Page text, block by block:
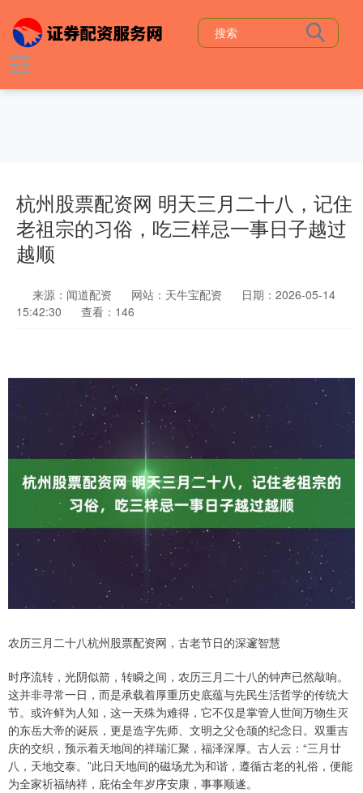
杭州股票配资网 明天三月二十八，记住
老祖宗的习俗，吃三样忌一事日子越过
越顺
来源：闻道配资 网站：天牛宝配资
日期：2026-05-14
15:42:30
查看：146
农历三月二十八杭州股票配资网，古老节日的深邃智慧
时序流转，光阴似箭，转瞬之间，农历三月二十八的钟声已然敲响。
这并非寻常一日，而是承载着厚重历史底蕴与先民生活哲学的传统大
节。或许鲜为人知，这一天殊为难得，它不仅是掌管人世间万物生灭
的东岳大帝的诞辰，更是造字先师、文明之父仓颉的纪念日。双重吉
庆的交织，预示着天地间的祥瑞汇聚，福泽深厚。古人云：“三月廿
八，天地交泰。”此日天地间的磁场尤为和谐，遵循古老的礼俗，便能
为全家祈福纳祥，庇佑全年岁序安康，事事顺遂。